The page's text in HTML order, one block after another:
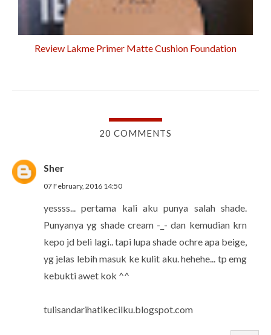
Review Lakme Primer Matte Cushion Foundation
20 COMMENTS
Sher
07 February, 2016 14:50
yessss... pertama kali aku punya salah shade.
Punyanya yg shade cream -_- dan kemudian krn
kepo jd beli lagi.. tapi lupa shade ochre apa beige,
yg jelas lebih masuk ke kulit aku. hehehe... tp emg
kebukti awet kok ^^
tulisandarihatikecilku.blogspot.com